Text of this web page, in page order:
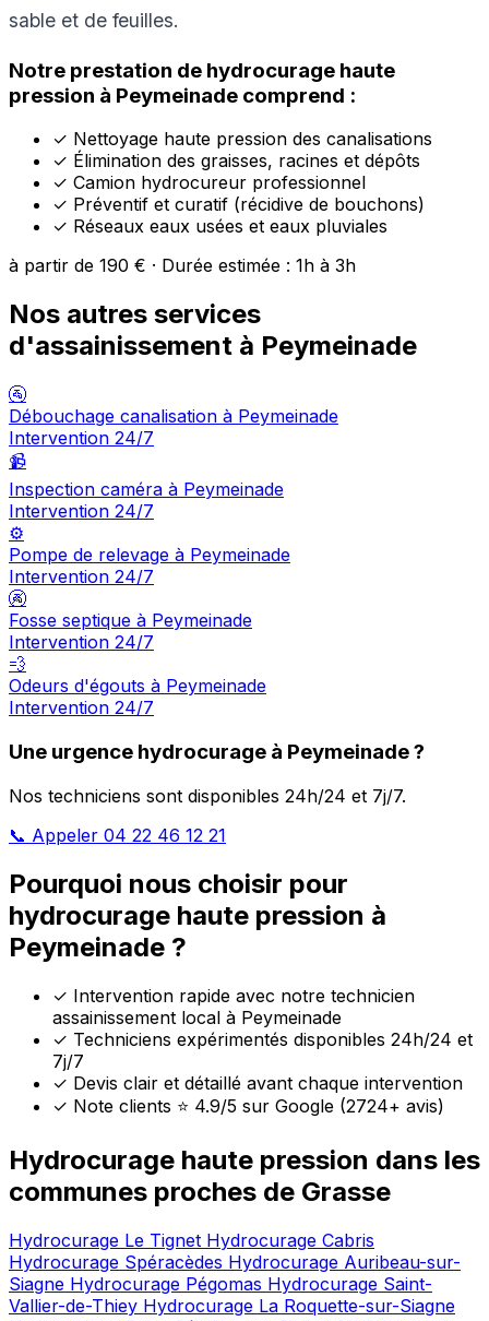
sable et de feuilles.
Notre prestation de hydrocurage haute
pression à Peymeinade comprend :
✓ Nettoyage haute pression des canalisations
✓ Élimination des graisses, racines et dépôts
✓ Camion hydrocureur professionnel
✓ Préventif et curatif (récidive de bouchons)
✓ Réseaux eaux usées et eaux pluviales
à partir de 190 € · Durée estimée : 1h à 3h
Nos autres services
d'assainissement à Peymeinade
🚰
Débouchage canalisation à Peymeinade
Intervention 24/7
📹
Inspection caméra à Peymeinade
Intervention 24/7
⚙️
Pompe de relevage à Peymeinade
Intervention 24/7
🚱
Fosse septique à Peymeinade
Intervention 24/7
💨
Odeurs d'égouts à Peymeinade
Intervention 24/7
Une urgence hydrocurage à Peymeinade ?
Nos techniciens sont disponibles 24h/24 et 7j/7.
📞 Appeler 04 22 46 12 21
Pourquoi nous choisir pour
hydrocurage haute pression à
Peymeinade ?
✓ Intervention rapide avec notre technicien
assainissement local à Peymeinade
✓ Techniciens expérimentés disponibles 24h/24 et
7j/7
✓ Devis clair et détaillé avant chaque intervention
✓ Note clients ⭐ 4.9/5 sur Google (2724+ avis)
Hydrocurage haute pression dans les
communes proches de Grasse
Hydrocurage Le Tignet Hydrocurage Cabris
Hydrocurage Spéracèdes Hydrocurage Auribeau-sur-
Siagne Hydrocurage Pégomas Hydrocurage Saint-
Vallier-de-Thiey Hydrocurage La Roquette-sur-Siagne